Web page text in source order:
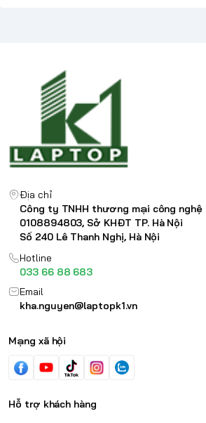
Địa chỉ
Công ty TNHH thương mại công nghệ
0108894803, Sở KHĐT TP. Hà Nội
Số 240 Lê Thanh Nghị, Hà Nội
Hotline
033 66 88 683
Email
kha.nguyen@laptopk1.vn
Mạng xã hội
Hỗ trợ khách hàng